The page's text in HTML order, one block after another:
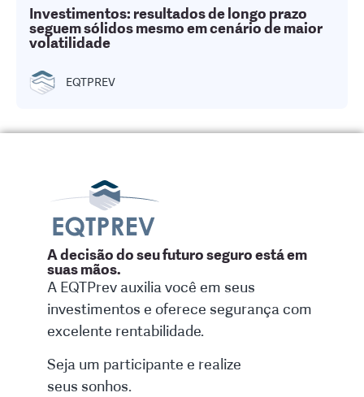
Investimentos: resultados de longo prazo
seguem sólidos mesmo em cenário de maior
volatilidade
EQTPREV
A decisão do seu futuro seguro está em
suas mãos.
A EQTPrev auxilia você em seus
investimentos e oferece segurança com
excelente rentabilidade.
Seja um participante e realize
seus sonhos.